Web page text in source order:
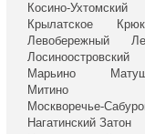
Косино-Ухтомский
Крылатское
Левобережный
Лосиноостровский
Марьино
Митино
Москворечье-
Нагатинский Затон